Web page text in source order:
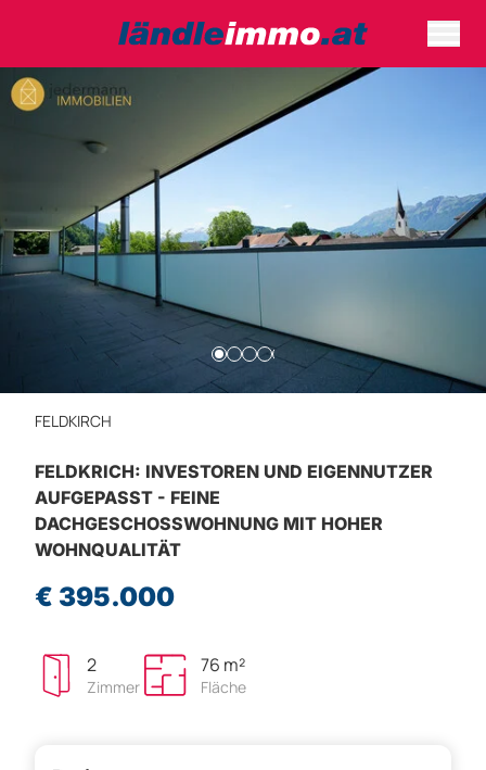
FELDKIRCH
FELDKRICH: INVESTOREN UND EIGENNUTZER
AUFGEPASST - FEINE
DACHGESCHOSSWOHNUNG MIT HOHER
WOHNQUALITÄT
€ 395.000
2
Zimmer
76 m²
Fläche